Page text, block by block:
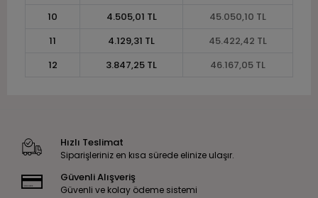
10
4.505,01 TL
45.050,10 TL
11
4.129,31 TL
45.422,42 TL
12
3.847,25 TL 46.167,05 TL
Hızlı Teslimat
Siparişleriniz en kısa sürede elinize ulaşır.
Güvenli Alışveriş
Güvenli ve kolay ödeme sistemi